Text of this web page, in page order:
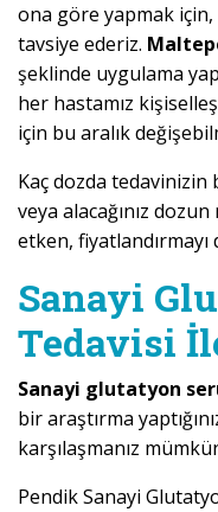
ona göre yapmak için,
tavsiye ederiz.
şeklinde uygulama
her hastamız
için bu aralık
Kaç dozda tedavinizin
veya alacağınız
etken,
Sanayi
Tedavisi
Sanayi glutatyon
bir araştırma
karşılaşmanız
Pendik Sanayi